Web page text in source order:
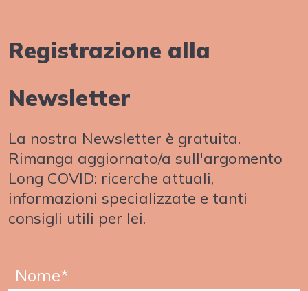
Registrazione alla
Newsletter
La nostra Newsletter è gratuita.
Rimanga aggiornato/a sull'argomento
Long COVID: ricerche attuali,
informazioni specializzate e tanti
consigli utili per lei.